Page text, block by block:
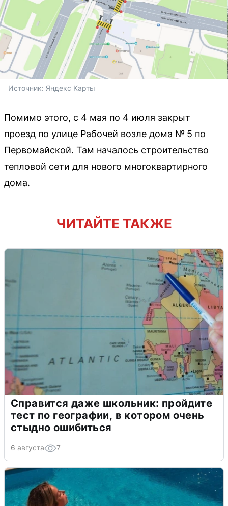
Источник: Яндекс Карты
Помимо этого, с 4 мая по 4 июля закрыт
проезд по улице Рабочей возле дома № 5 по
Первомайской. Там началось строительство
тепловой сети для нового многоквартирного
дома.
ЧИТАЙТЕ ТАКЖЕ
Справится даже школьник: пройдите
тест по географии, в котором очень
стыдно ошибиться
6 августа 7